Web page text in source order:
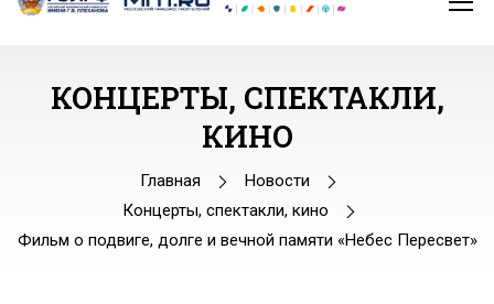
КОНЦЕРТЫ, СПЕКТАКЛИ,
КИНО
Главная
Новости
Концерты, спектакли, кино
Фильм о подвиге, долге и вечной памяти «Небес Пересвет»